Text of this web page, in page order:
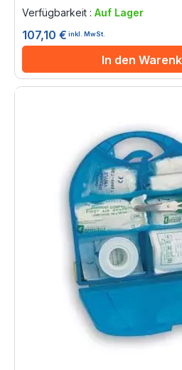
Verfügbarkeit : Auf Lager
107,10 € inkl. MwSt.
In den